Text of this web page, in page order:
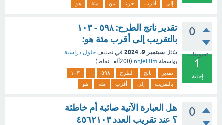
إلى
أقرب جزء من مئة هو
0
تصويتات
1
إجابة
تقدير ناتج الطرح: ٥۹۸ - ۱۰۳
بالتقريب إلى أقرب مئة هو:
سُئل سبتمبر 9، 2024 في تصنيف حلول دراسية
بواسطة nhjel3lm
(200ألف نقاط)
تقدير ناتج الطرح ٥۹۸ -
۱۰۳
بالتقريب
إلى أقرب مئة هو
0
هل العبارة الآتية صائبة أم خاطئة
؟ عند تقريب العدد ٤٥٦٢١٠٣